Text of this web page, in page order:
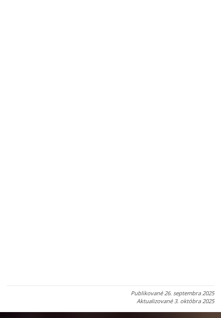
Publikované26. septembra 2025
Aktualizované3. októbra 2025